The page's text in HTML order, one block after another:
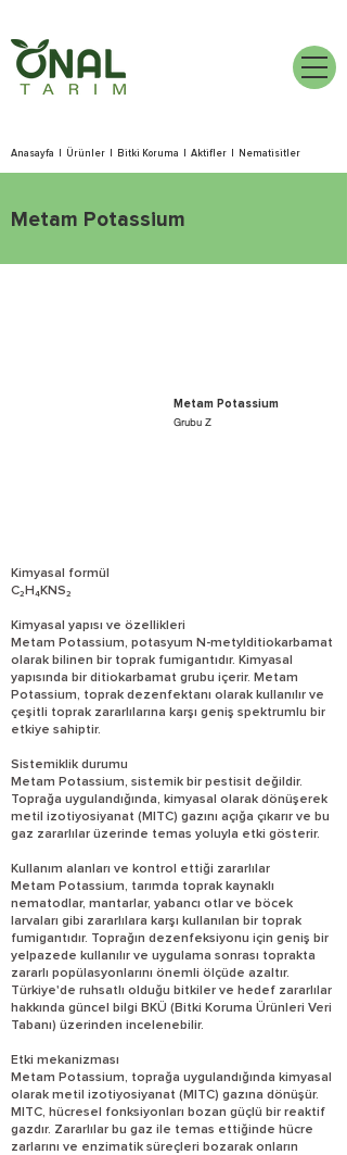
Anasayfa Ürünler Bitki Koruma Aktifler Nematisitler
Metam Potassium
Metam Potassium
Grubu Z
Kimyasal formül
C₂H₄KNS₂
Kimyasal yapısı ve özellikleri
Metam Potassium, potasyum N-metylditiokarbamat
olarak bilinen bir toprak fumigantıdır. Kimyasal
yapısında bir ditiokarbamat grubu içerir. Metam
Potassium, toprak dezenfektanı olarak kullanılır ve
çeşitli toprak zararlılarına karşı geniş spektrumlu bir
etkiye sahiptir.
Sistemiklik durumu
Metam Potassium, sistemik bir pestisit değildir.
Toprağa uygulandığında, kimyasal olarak dönüşerek
metil izotiyosiyanat (MITC) gazını açığa çıkarır ve bu
gaz zararlılar üzerinde temas yoluyla etki gösterir.
Kullanım alanları ve kontrol ettiği zararlılar
Metam Potassium, tarımda toprak kaynaklı
nematodlar, mantarlar, yabancı otlar ve böcek
larvaları gibi zararlılara karşı kullanılan bir toprak
fumigantıdır. Toprağın dezenfeksiyonu için geniş bir
yelpazede kullanılır ve uygulama sonrası toprakta
zararlı popülasyonlarını önemli ölçüde azaltır.
Türkiye'de ruhsatlı olduğu bitkiler ve hedef zararlılar
hakkında güncel bilgi BKÜ (Bitki Koruma Ürünleri Veri
Tabanı) üzerinden incelenebilir.
Etki mekanizması
Metam Potassium, toprağa uygulandığında kimyasal
olarak metil izotiyosiyanat (MITC) gazına dönüşür.
MITC, hücresel fonksiyonları bozan güçlü bir reaktif
gazdır. Zararlılar bu gaz ile temas ettiğinde hücre
zarlarını ve enzimatik süreçleri bozarak onların